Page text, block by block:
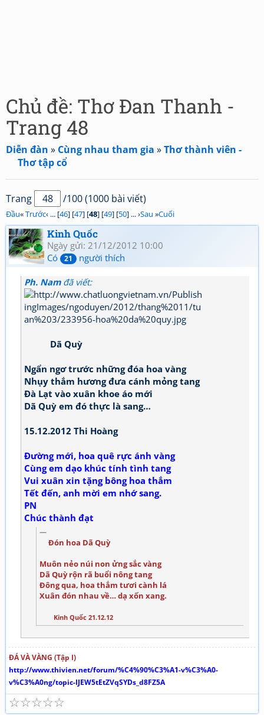
Chủ đề: Thơ Đan Thanh -
Trang 48
Diễn đàn » Cùng nhau tham gia »Thơ thành viên -
Thơ tập cổ
Trang /100 (1000 bài viết)
Đầu«Trước‹ ... [46] [47] [48] [49] [50] ... ›Sau »Cuối
Kinh Quốc
Ngày gửi: 21/12/2012 10:00
Có
21 người thích
Ph. Namđã viết:
Dã Quỳ
Ngẩn ngơ trước những đóa hoa vàng
Nhụy thắm hương đưa cánh mỏng tang
Đà Lạt vào xuân khoe áo mới
Dã Quỳ em đó thực là sang…
15.12.2012 Thi Hoàng
Đường mới, hoa quê rực ánh vàng
Cùng em dạo khúc tính tình tang
Vui xuân xin tặng bông hoa thắm
Tết đến, anh mời em nhớ sang.
PN
Chúc thành đạt
Đón hoa Dã Quỳ
Muôn nẻo núi non ửng sắc vàng
Dã Quỳ rộn rã buổi nông tang
Đông qua, hoa thắm tươi cành lá
Xuân đón nhau về… dạ xốn xang.
Kinh Quốc 21.12.12
ĐÁ VÀ VÀNG (Tập I)
http://www.thivien.net/forum/%C4%90%C3%A1-v%C3%A0-
v%C3%A0ng/topic-IJEW5tEtZVqSYDs_d8FZ5A
☆
☆
☆
☆
☆